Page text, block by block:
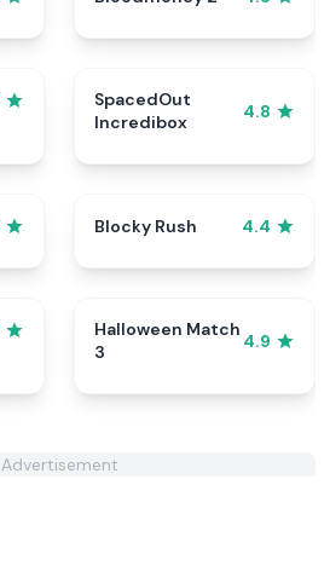
SpacedOut
Incredibox
4.8
Blocky Rush 4.4
Halloween Match
3
4.9
Advertisement